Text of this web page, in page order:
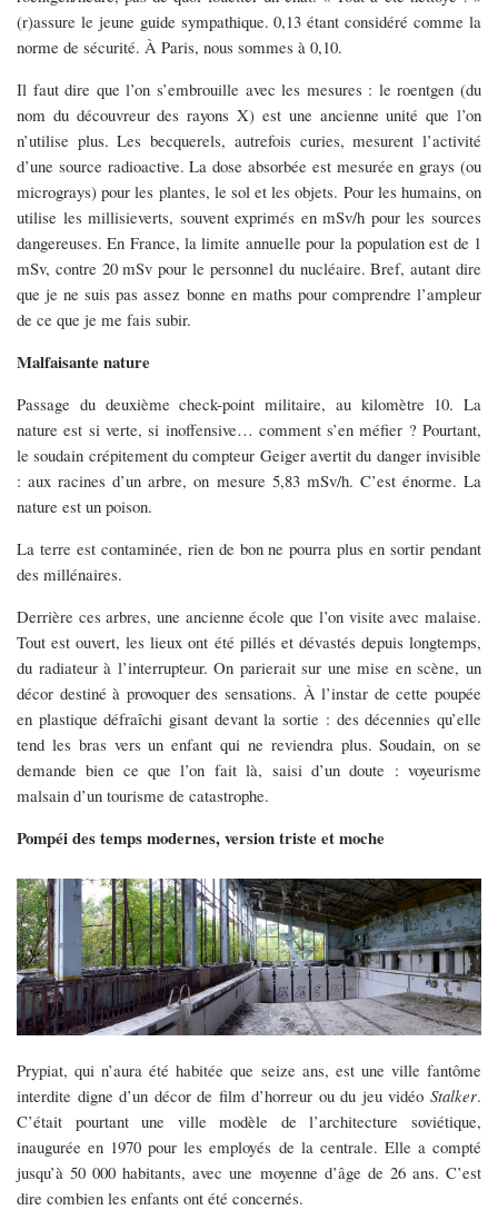
(r)assure le jeune guide sympathique. 0,13 étant considéré comme la
norme de sécurité. À Paris, nous sommes à 0,10.
Il faut dire que l’on s’embrouille avec les mesures : le roentgen (du
nom du découvreur des rayons X) est une ancienne unité que l’on
n’utilise plus. Les becquerels, autrefois curies, mesurent l’activité
d’une source radioactive. La dose absorbée est mesurée en grays (ou
micrograys) pour les plantes, le sol et les objets. Pour les humains, on
utilise les millisieverts, souvent exprimés en mSv/h pour les sources
dangereuses. En France, la limite annuelle pour la population est de 1
mSv, contre 20 mSv pour le personnel du nucléaire. Bref, autant dire
que je ne suis pas assez bonne en maths pour comprendre l’ampleur
de ce que je me fais subir.
Malfaisante nature
Passage du deuxième check-point militaire, au kilomètre 10. La
nature est si verte, si inoffensive… comment s’en méfier ? Pourtant,
le soudain crépitement du compteur Geiger avertit du danger invisible
: aux racines d’un arbre, on mesure 5,83 mSv/h. C’est énorme. La
nature est un poison.
La terre est contaminée, rien de bon ne pourra plus en sortir pendant
des millénaires.
Derrière ces arbres, une ancienne école que l’on visite avec malaise.
Tout est ouvert, les lieux ont été pillés et dévastés depuis longtemps,
du radiateur à l’interrupteur. On parierait sur une mise en scène, un
décor destiné à provoquer des sensations. À l’instar de cette poupée
en plastique défraîchi gisant devant la sortie : des décennies qu’elle
tend les bras vers un enfant qui ne reviendra plus. Soudain, on se
demande bien ce que l’on fait là, saisi d’un doute : voyeurisme
malsain d’un tourisme de catastrophe.
Pompéi des temps modernes, version triste et moche
Prypiat, qui n’aura été habitée que seize ans, est une ville fantôme
interdite digne d’un décor de film d’horreur ou du jeu vidéo Stalker.
C’était pourtant une ville modèle de l’architecture soviétique,
inaugurée en 1970 pour les employés de la centrale. Elle a compté
jusqu’à 50 000 habitants, avec une moyenne d’âge de 26 ans. C’est
dire combien les enfants ont été concernés.